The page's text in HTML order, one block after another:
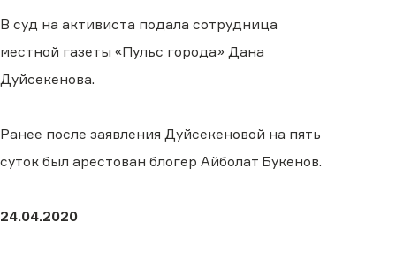
В суд на активиста подала сотрудница
местной газеты «Пульс города» Дана
Дуйсекенова.
Ранее после заявления Дуйсекеновой на пять
суток был арестован блогер Айболат Букенов.
24.04.2020